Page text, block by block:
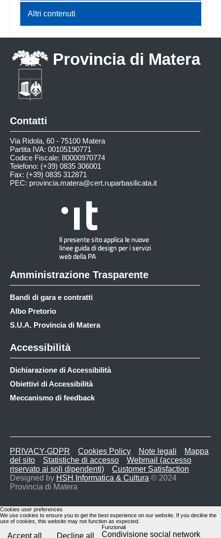
Altri contenuti
Provincia di Matera
Contatti
Via Ridola, 60 - 75100 Matera
Partita IVA: 00105190771
Codice Fiscale: 80000970774
Telefono: (+39) 0835 306001
Fax: (+39) 0835 312871
PEC: provincia.matera@cert.ruparbasilicata.it
Amministrazione Trasparente
Bandi di gara e contratti
Albo Pretorio
S.U.A. Provincia di Matera
Accessibilità
Dichiarazione di Accessibilità
Obiettivi di Accessibilità
Meccanismo di feedback
PRIVACY-GDPR Cookies Policy Note legali
Mappa
del sito
Statistiche di accesso
Webmail (accesso
riservato ai soli dipendenti)
Customer Satisfaction
Designed by HSH Informatica & Cultura © 2024
Provincia di Matera
Cookies user preferences
We use cookies to ensure you to get the best experience on our website. If you decline the
use of cookies, this website may not function as expected.
Accept all Decline all
Funzionali
Condivisione social network